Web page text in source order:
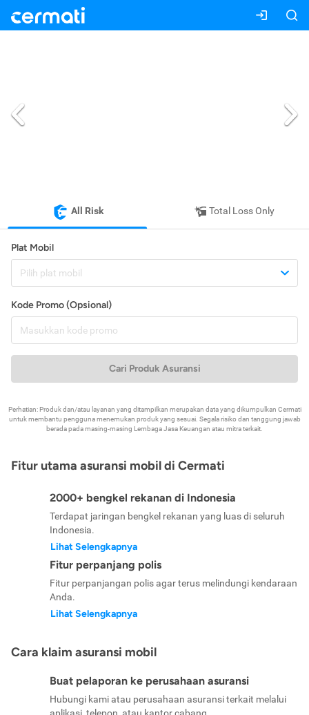
All Risk Total Loss Only
Plat Mobil
Pilih plat mobil
Kode Promo (Opsional)
Cari Produk Asuransi
Perhatian: Produk dan/atau layanan yang ditampilkan merupakan data yang dikumpulkan Cermati
untuk membantu pengguna menemukan produk yang sesuai. Segala risiko dan tanggung jawab
berada pada masing-masing Lembaga Jasa Keuangan atau mitra terkait.
Fitur utama asuransi mobil di Cermati
2000+ bengkel rekanan di Indonesia
Terdapat jaringan bengkel rekanan yang luas di seluruh
Indonesia.
Lihat Selengkapnya
Fitur perpanjang polis
Fitur perpanjangan polis agar terus melindungi kendaraan
Anda.
Lihat Selengkapnya
Cara klaim asuransi mobil
Buat pelaporan ke perusahaan asuransi
Hubungi kami atau perusahaan asuransi terkait melalui
aplikasi, telepon, atau kantor cabang.